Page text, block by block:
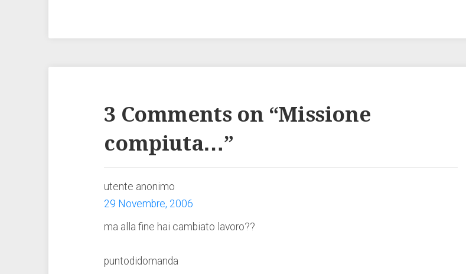
3 Comments on “Missione
compiuta…”
utente anonimo
29 Novembre, 2006
ma alla fine hai cambiato lavoro??
puntodidomanda